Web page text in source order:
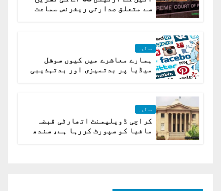
سے متعلق صدارتی ریفرنس سماعت
عدلیہ
ہمارے معاشرے میں کیوں سوشل
میڈیا پر بدتمیزی اور بدتہذیبی
عدلیہ
کراچی ڈویلپمنٹ اتھارٹی قبضہ
مافیا کو سپورٹ کررہا ہے، سندھ